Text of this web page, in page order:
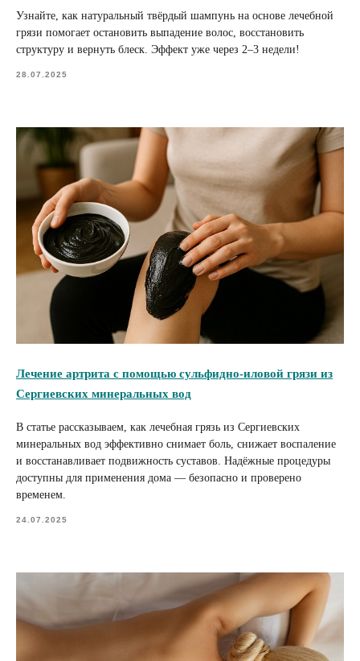
Узнайте, как натуральный твёрдый шампунь на основе лечебной
грязи помогает остановить выпадение волос, восстановить
структуру и вернуть блеск. Эффект уже через 2–3 недели!
28.07.2025
Лечение артрита с помощью сульфидно‑иловой грязи из
Сергиевских минеральных вод
В статье рассказываем, как лечебная грязь из Сергиевских
минеральных вод эффективно снимает боль, снижает воспаление
и восстанавливает подвижность суставов. Надёжные процедуры
доступны для применения дома — безопасно и проверено
временем.
24.07.2025